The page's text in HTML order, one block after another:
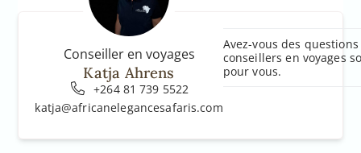
Conseiller en voyages
Katja Ahrens
+264 81 739 5522
katja@africanelegancesafaris.com
Avez-vous des
conseillers en voyages
pour vous.